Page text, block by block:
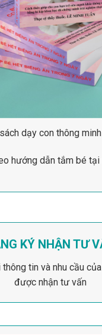
dạy con thông
hướng dẫn tắm bé tại
KÝ NHẬN TƯ
tin và nhu cầu
được nhận tư vấn